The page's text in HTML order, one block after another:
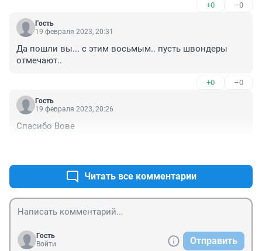
+0 –0
Гость
19 февраля 2023, 20:31
Да пошли вы... с этим восьмым.. пусть швондеры
отмечают..
+0 –0
Гость
19 февраля 2023, 20:26
Спасибо Вове
Читать все комментарии
Гость
Войти
Отправить